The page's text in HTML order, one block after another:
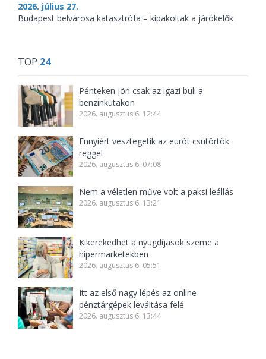
2026. július 27.
Budapest belvárosa katasztrófa – kipakoltak a járókelők
TOP 24
Pénteken jön csak az igazi buli a
benzinkutakon
2026. augusztus 6. 12:44
Ennyiért vesztegetik az eurót csütörtök
reggel
2026. augusztus 6. 07:08
Nem a véletlen műve volt a paksi leállás
2026. augusztus 6. 13:21
Kikerekedhet a nyugdíjasok szeme a
hipermarketekben
2026. augusztus 6. 05:51
Itt az első nagy lépés az online
pénztárgépek leváltása felé
2026. augusztus 6. 13:44